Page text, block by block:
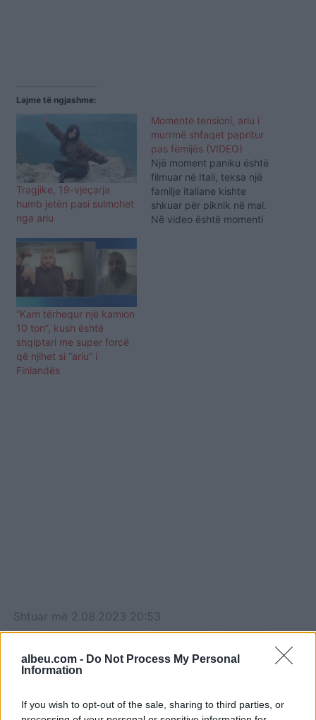
albeu.com - Do Not Process My Personal
Information
If you wish to opt-out of the sale, sharing to third parties, or
Lajme të ngjashme:
Tragjike, 19-vjeçarja
humb jetën pasi sulmohet
nga ariu
Momente tensioni, ariu i
murrmë shfaqet papritur
pas fëmijës (VIDEO)
Një moment paniku është
filmuar në Itali, teksa një
familje italiane kishte
shkuar për piknik në mal.
Në video është momenti
“Kam tërhequr një kamion
10 ton”, kush është
shqiptari me super forcë
që njihet si “ariu” i
Finlandës
Shtuar më 2.08.2023 20:53
shqiptar